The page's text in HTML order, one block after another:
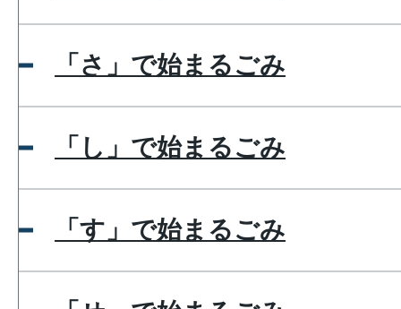
「さ」で始まるごみ
「し」で始まるごみ
「す」で始まるごみ